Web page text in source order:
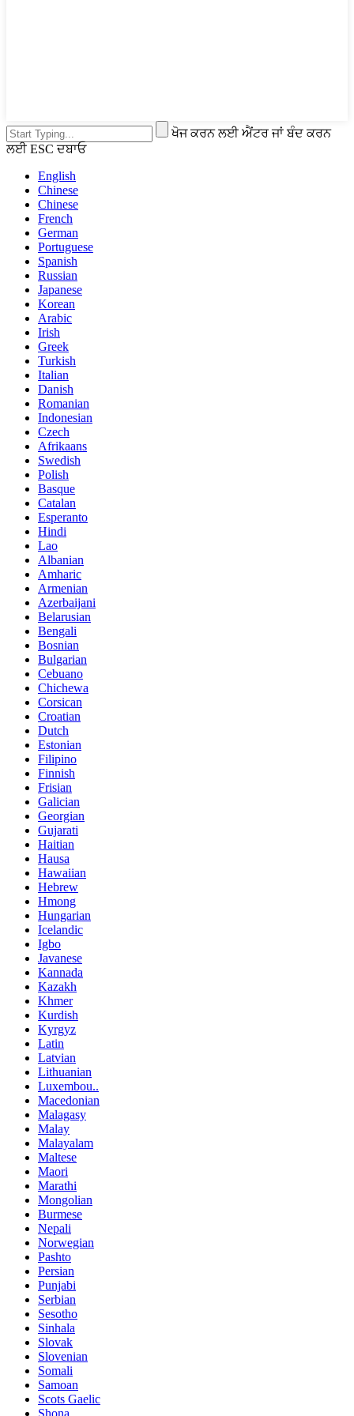
ਖੋਜ ਕਰਨ ਲਈ ਐਂਟਰ ਜਾਂ ਬੰਦ ਕਰਨ
ਲਈ ESC ਦਬਾਓ
English
Chinese
Chinese
French
German
Portuguese
Spanish
Russian
Japanese
Korean
Arabic
Irish
Greek
Turkish
Italian
Danish
Romanian
Indonesian
Czech
Afrikaans
Swedish
Polish
Basque
Catalan
Esperanto
Hindi
Lao
Albanian
Amharic
Armenian
Azerbaijani
Belarusian
Bengali
Bosnian
Bulgarian
Cebuano
Chichewa
Corsican
Croatian
Dutch
Estonian
Filipino
Finnish
Frisian
Galician
Georgian
Gujarati
Haitian
Hausa
Hawaiian
Hebrew
Hmong
Hungarian
Icelandic
Igbo
Javanese
Kannada
Kazakh
Khmer
Kurdish
Kyrgyz
Latin
Latvian
Lithuanian
Luxembou..
Macedonian
Malagasy
Malay
Malayalam
Maltese
Maori
Marathi
Mongolian
Burmese
Nepali
Norwegian
Pashto
Persian
Punjabi
Serbian
Sesotho
Sinhala
Slovak
Slovenian
Somali
Samoan
Scots Gaelic
Shona